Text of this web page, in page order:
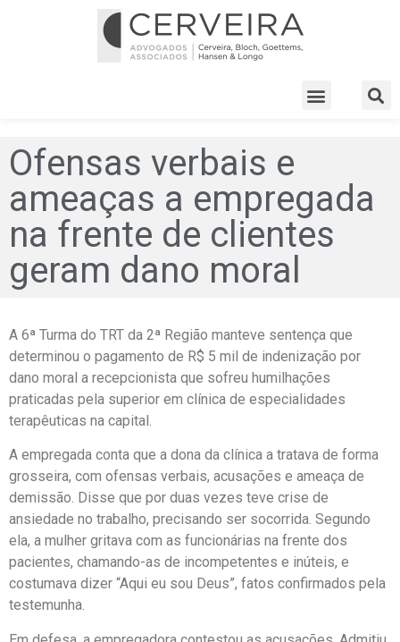
Ofensas verbais e
ameaças a empregada
na frente de clientes
geram dano moral
A 6ª Turma do TRT da 2ª Região manteve sentença que
determinou o pagamento de R$ 5 mil de indenização por
dano moral a recepcionista que sofreu humilhações
praticadas pela superior em clínica de especialidades
terapêuticas na capital.
A empregada conta que a dona da clínica a tratava de forma
grosseira, com ofensas verbais, acusações e ameaça de
demissão. Disse que por duas vezes teve crise de
ansiedade no trabalho, precisando ser socorrida. Segundo
ela, a mulher gritava com as funcionárias na frente dos
pacientes, chamando-as de incompetentes e inúteis, e
costumava dizer “Aqui eu sou Deus”, fatos confirmados pela
testemunha.